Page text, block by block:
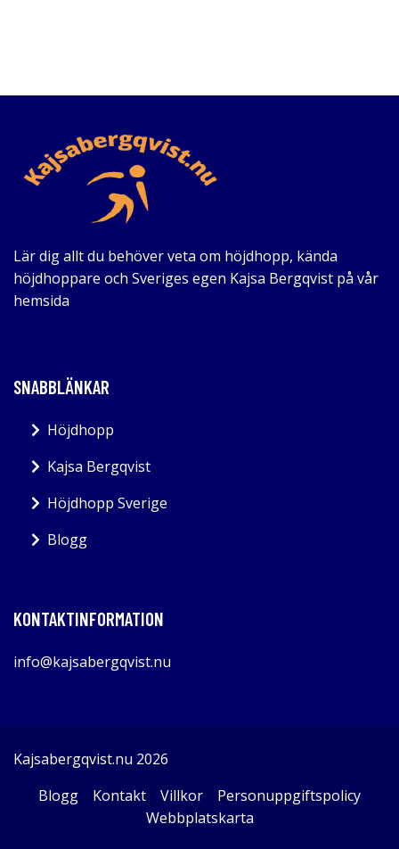
Lär dig allt du behöver veta om höjdhopp, kända
höjdhoppare och Sveriges egen Kajsa Bergqvist på vår
hemsida
SNABBLÄNKAR
Höjdhopp
Kajsa Bergqvist
Höjdhopp Sverige
Blogg
KONTAKTINFORMATION
info@kajsabergqvist.nu
Kajsabergqvist.nu 2026
Blogg
Kontakt Villkor
Personuppgiftspolicy
Webbplatskarta